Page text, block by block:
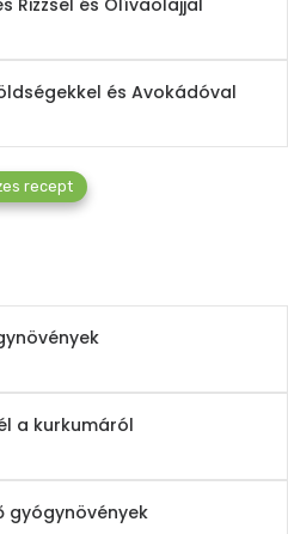
és Avokádóval
recept
a kurkumáról
gyógynövények